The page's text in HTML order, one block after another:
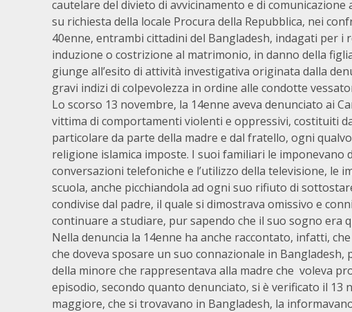
cautelare del divieto di avvicinamento e di
su richiesta della locale Procura della Repubblica, nei
40enne, entrambi cittadini del Bangladesh, indagati per
induzione o costrizione al matrimonio, in danno della
giunge all’esito di attività investigativa originata dalla
gravi indizi di colpevolezza in ordine alle condotte
Lo scorso 13 novembre, la 14enne aveva denunciato ai
vittima di comportamenti violenti e oppressivi, costituiti
particolare da parte della madre e dal fratello, ogni
religione islamica imposte. I suoi familiari le imponevano
conversazioni telefoniche e l’utilizzo della televisione, le
scuola, anche picchiandola ad ogni suo rifiuto di
condivise dal padre, il quale si dimostrava omissivo e
continuare a studiare, pur sapendo che il suo sogno era
Nella denuncia la 14enne ha anche raccontato, infatti,
che doveva sposare un suo connazionale in
della minore che rappresentava alla madre che voleva
episodio, secondo quanto denunciato, si è verificato il 13
maggiore, che si trovavano in Bangladesh, la